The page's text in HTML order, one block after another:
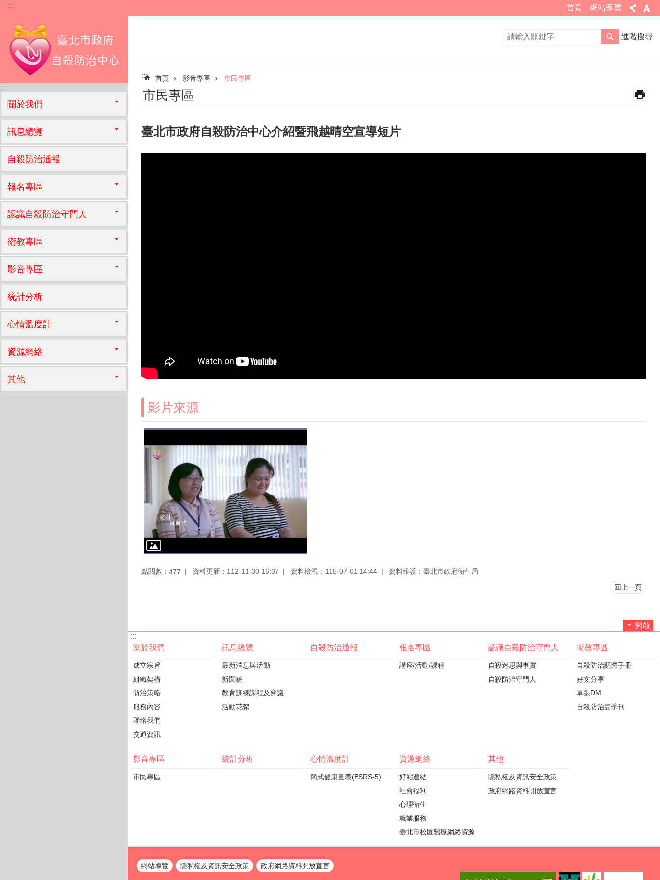
跳到主要內容區塊
::: 首頁 網站導覽
:::
關於我們
訊息總覽
自殺防治通報
報名專區
認識自殺防治守門人
衛教專區
影音專區
統計分析
心情溫度計
資源網絡
其他
進階搜尋
::: 首頁 影音專區 市民專區
市民專區
臺北市政府自殺防治中心介紹暨飛越晴空宣導短片
影片來源
點閱數： 477 資料更新：112-11-30 16:37 資料檢視：115-07-01 14:44 資料維護：臺北市政府衛生局
回上一頁
開啟
:::
關於我們
成立宗旨
組織架構
防治策略
服務內容
聯絡我們
交通資訊
訊息總覽
最新消息與活動
新聞稿
教育訓練課程及會議
活動花絮
自殺防治通報 報名專區
講座/活動/課程
認識自殺防治守門人
自殺迷思與事實
自殺防治守門人
衛教專區
自殺防治關懷手冊
好文分享
單張DM
自殺防治雙季刊
影音專區
市民專區
統計分析 心情溫度計
簡式健康量表(BSRS-5)
資源網絡
好站連結
社會福利
心理衛生
就業服務
臺北市校園醫療網絡資源
其他
隱私權及資訊安全政策
政府網路資料開放宣言
網站導覽 隱私權及資訊安全政策 政府網路資料開放宣言